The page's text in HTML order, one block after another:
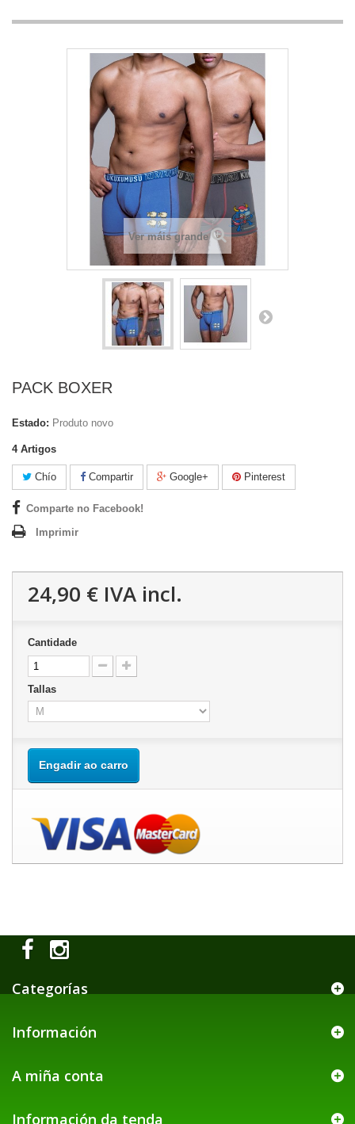
Ver máis grande
PACK BOXER
Estado: Produto novo
4 Artigos
Chío Compartir Google+ Pinterest
Comparte no Facebook!
Imprimir
24,90 € IVA incl.
Cantidade
Tallas
Engadir ao carro
Categorías
Información
A miña conta
Información da tenda